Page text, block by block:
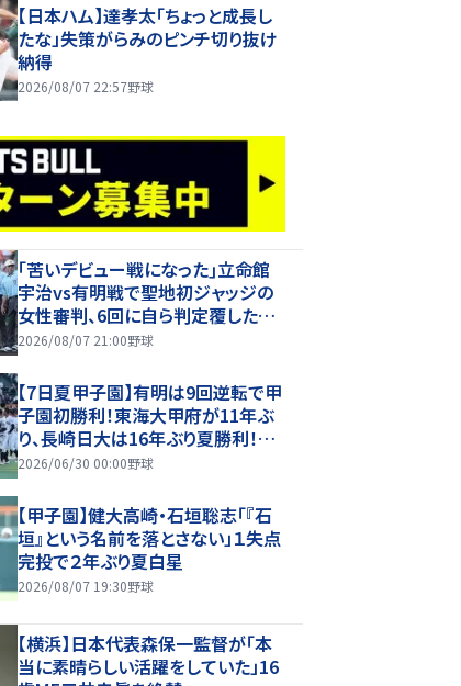
【日本ハム】達孝太「ちょっと成長し
たな」失策がらみのピンチ切り抜け
納得
2026/08/07 22:57野球
｢苦いデビュー戦になった｣立命館
宇治vs有明戦で聖地初ジャッジの
女性審判、6回に自ら判定覆したプ
レーを謝罪【26年夏甲子園】
2026/08/07 21:00野球
【7日夏甲子園】有明は9回逆転で甲
子園初勝利！東海大甲府が11年ぶ
り、長崎日大は16年ぶり夏勝利！健
大高崎・石垣が11K完投！
2026/06/30 00:00野球
【甲子園】健大高崎・石垣聡志「『石
垣』という名前を落とさない」１失点
完投で２年ぶり夏白星
2026/08/07 19:30野球
【横浜】日本代表森保一監督が「本
当に素晴らしい活躍をしていた」16